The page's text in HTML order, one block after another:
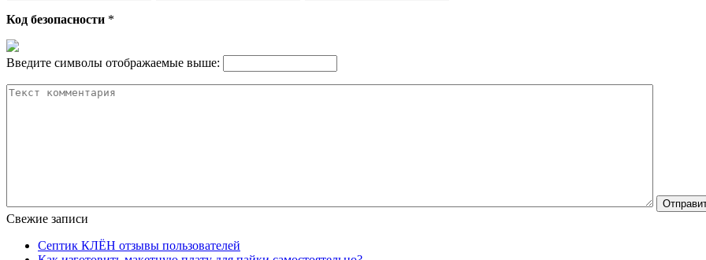
Код безопасности *
Введите символы отображаемые выше:
Свежие записи
Септик КЛЁН отзывы пользователей